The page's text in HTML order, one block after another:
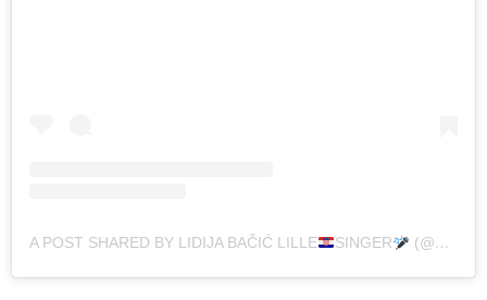
A POST SHARED BY LIDIJA BAČIĆ LILLE SINGER (@LIDIJABACIC_LILE)